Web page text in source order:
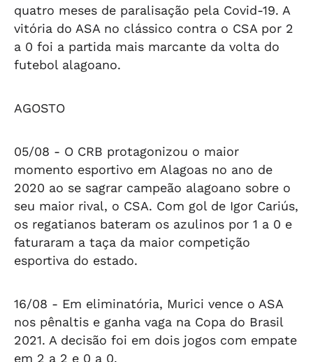
quatro meses de paralisação pela Covid-19. A
vitória do ASA no clássico contra o CSA por 2
a 0 foi a partida mais marcante da volta do
futebol alagoano.
AGOSTO
05/08 - O CRB protagonizou o maior
momento esportivo em Alagoas no ano de
2020 ao se sagrar campeão alagoano sobre o
seu maior rival, o CSA. Com gol de Igor Cariús,
os regatianos bateram os azulinos por 1 a 0 e
faturaram a taça da maior competição
esportiva do estado.
16/08 - Em eliminatória, Murici vence o ASA
nos pênaltis e ganha vaga na Copa do Brasil
2021. A decisão foi em dois jogos com empate
em 2 a 2 e 0 a 0.